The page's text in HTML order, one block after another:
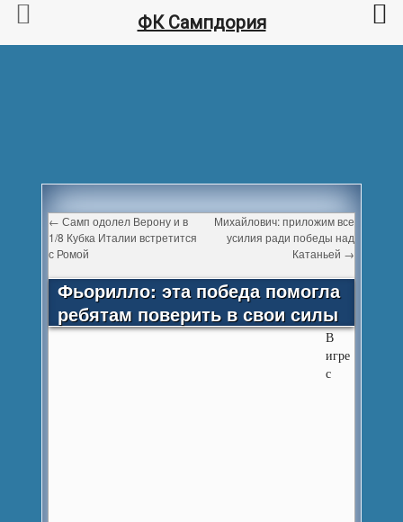
← Самп одолел Верону и в
1/8 Кубка Италии встретится
с Ромой
Михайлович: приложим все
усилия ради победы над
Катаньей →
Фьорилло: эта победа помогла
ребятам поверить в свои силы
В
игре
с
ФК Сампдория